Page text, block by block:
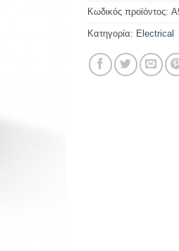
Κωδικός προϊόντος:
Κατηγορία: Electrical